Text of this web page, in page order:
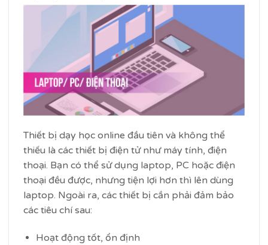
Thiết bị dạy học online đầu tiên và không thể
thiếu là các thiết bị điện tử như máy tính, điện
thoại. Bạn có thể sử dụng laptop, PC hoặc điện
thoại đều được, nhưng tiện lợi hơn thì lên dùng
laptop. Ngoài ra, các thiết bị cần phải đảm bảo
các tiêu chí sau:
Hoạt động tốt, ổn định